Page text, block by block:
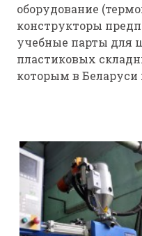
оборудование
конструкторы
учебные парты для
пластиковых
которым в Беларуси